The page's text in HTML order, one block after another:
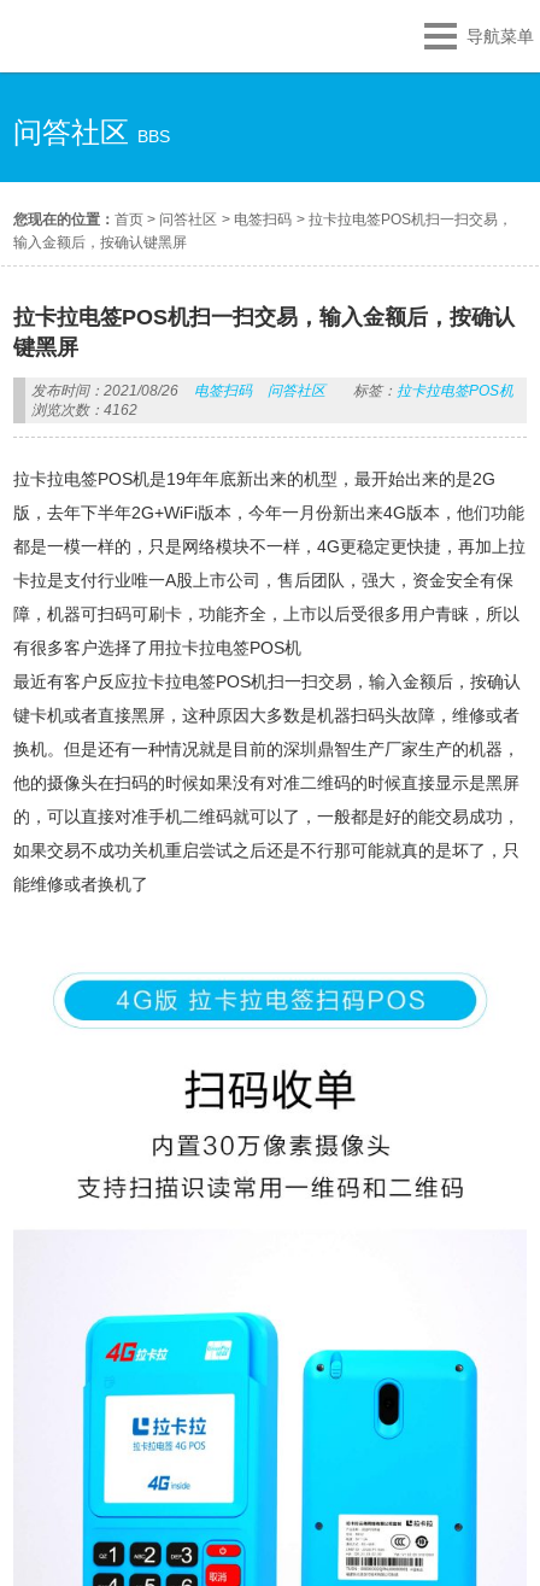
导航菜单
问答社区 BBS
您现在的位置：首页 > 问答社区 > 电签扫码 >拉卡拉电签POS机扫一扫交易，
输入金额后，按确认键黑屏
拉卡拉电签POS机扫一扫交易，输入金额后，按确认
键黑屏
发布时间：2021/08/26 电签扫码 问答社区 标签： 拉卡拉电签POS机
浏览次数：4162
拉卡拉电签POS机是19年年底新出来的机型，最开始出来的是2G
版，去年下半年2G+WiFi版本，今年一月份新出来4G版本，他们功能
都是一模一样的，只是网络模块不一样，4G更稳定更快捷，再加上拉
卡拉是支付行业唯一A股上市公司，售后团队，强大，资金安全有保
障，机器可扫码可刷卡，功能齐全，上市以后受很多用户青睐，所以
有很多客户选择了用拉卡拉电签POS机
最近有客户反应拉卡拉电签POS机扫一扫交易，输入金额后，按确认
键卡机或者直接黑屏，这种原因大多数是机器扫码头故障，维修或者
换机。但是还有一种情况就是目前的深圳鼎智生产厂家生产的机器，
他的摄像头在扫码的时候如果没有对准二维码的时候直接显示是黑屏
的，可以直接对准手机二维码就可以了，一般都是好的能交易成功，
如果交易不成功关机重启尝试之后还是不行那可能就真的是坏了，只
能维修或者换机了